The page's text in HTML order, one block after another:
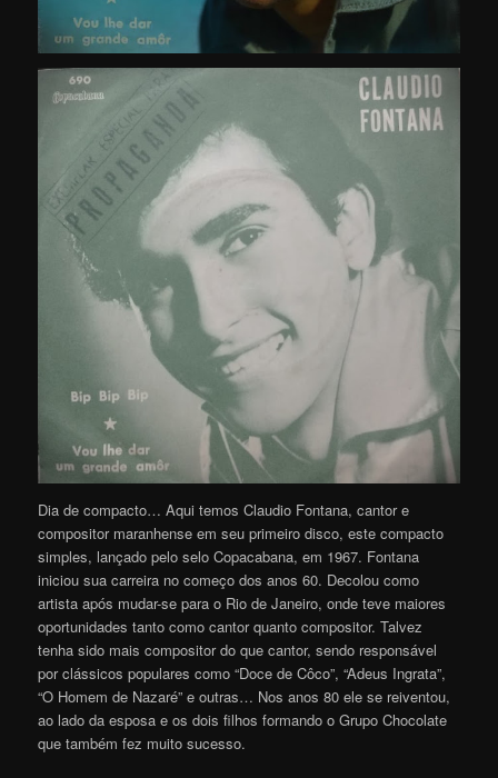
Dia de compacto… Aqui temos Claudio Fontana, cantor e
compositor maranhense em seu primeiro disco, este compacto
simples, lançado pelo selo Copacabana, em 1967. Fontana
iniciou sua carreira no começo dos anos 60. Decolou como
artista após mudar-se para o Rio de Janeiro, onde teve maiores
oportunidades tanto como cantor quanto compositor. Talvez
tenha sido mais compositor do que cantor, sendo responsável
por clássicos populares como “Doce de Côco”, “Adeus Ingrata”,
“O Homem de Nazaré” e outras… Nos anos 80 ele se reiventou,
ao lado da esposa e os dois filhos formando o Grupo Chocolate
que também fez muito sucesso.